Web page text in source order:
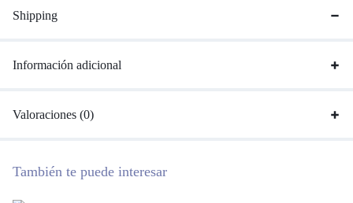
Shipping
Información adicional
Valoraciones (0)
También te puede interesar